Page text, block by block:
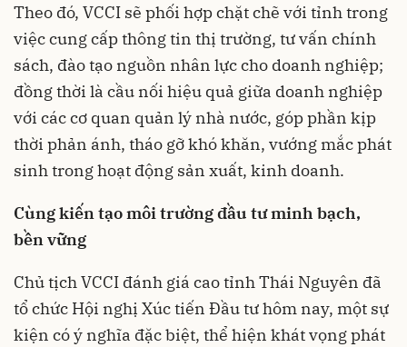
Theo đó, VCCI sẽ phối hợp chặt chẽ với tỉnh trong
việc cung cấp thông tin thị trường, tư vấn chính
sách, đào tạo nguồn nhân lực cho doanh nghiệp;
đồng thời là cầu nối hiệu quả giữa doanh nghiệp
với các cơ quan quản lý nhà nước, góp phần kịp
thời phản ánh, tháo gỡ khó khăn, vướng mắc phát
sinh trong hoạt động sản xuất, kinh doanh.
Cùng kiến tạo môi trường đầu tư minh bạch,
bền vững
Chủ tịch VCCI đánh giá cao tỉnh Thái Nguyên đã
tổ chức Hội nghị Xúc tiến Đầu tư hôm nay, một sự
kiện có ý nghĩa đặc biệt, thể hiện khát vọng phát